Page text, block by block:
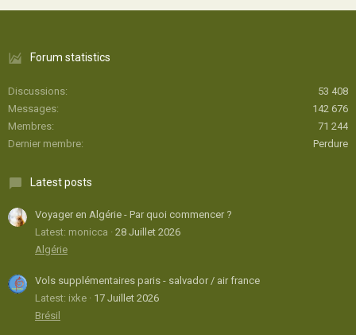
Forum statistics
Discussions
53 408
Messages
142 676
Membres
71 244
Dernier membre
Perdure
Latest posts
Voyager en Algérie - Par quoi commencer ?
Latest: monicca
28 Juillet 2026
Algérie
Vols supplémentaires paris - salvador / air france
Latest: ixke
17 Juillet 2026
Brésil